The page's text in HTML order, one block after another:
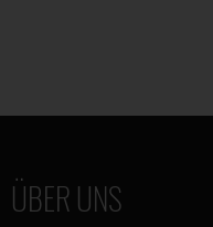
ÜBER UNS